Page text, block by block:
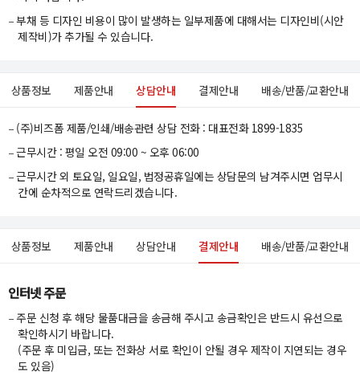
부채 등 디자인 비용이 많이 발생하는 일부제품에 대해서는 디자인비(시안
제작비)가 추가될 수 있습니다.
상품정보 제품안내 상담안내 결제안내 배송/반품/교환안내
(주)비즈폼 제품/인쇄/배송관련 상담 전화 : 대표전화 1899-1835
근무시간 : 평일 오전 09:00 ~ 오후 06:00
근무시간 외 토요일, 일요일, 법정공휴일에는 상담문의 남겨주시면 업무시
간에 순차적으로 연락드리겠습니다.
상품정보 제품안내 상담안내 결제안내 배송/반품/교환안내
인터넷 주문
주문 신청 후 해당 물품대금을 송금해 주시고 송금확인은 반드시 유선으로
확인하시기 바랍니다.
(주문 후 미입금, 또는 전화상 서로 확인이 안될 경우 제작이 지연되는 경우
도 있음)